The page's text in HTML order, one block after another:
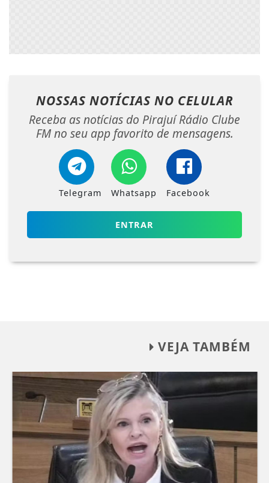
NOSSAS NOTÍCIAS NO CELULAR
Receba as notícias do Pirajuí Rádio Clube
FM no seu app favorito de mensagens.
Telegram Whatsapp Facebook
ENTRAR
VEJA TAMBÉM